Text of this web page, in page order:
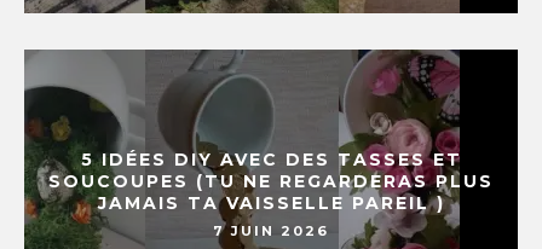
5 IDÉES DIY AVEC DES TASSES ET
SOUCOUPES (TU NE REGARDERAS PLUS
JAMAIS TA VAISSELLE PAREIL )
7 JUIN 2026